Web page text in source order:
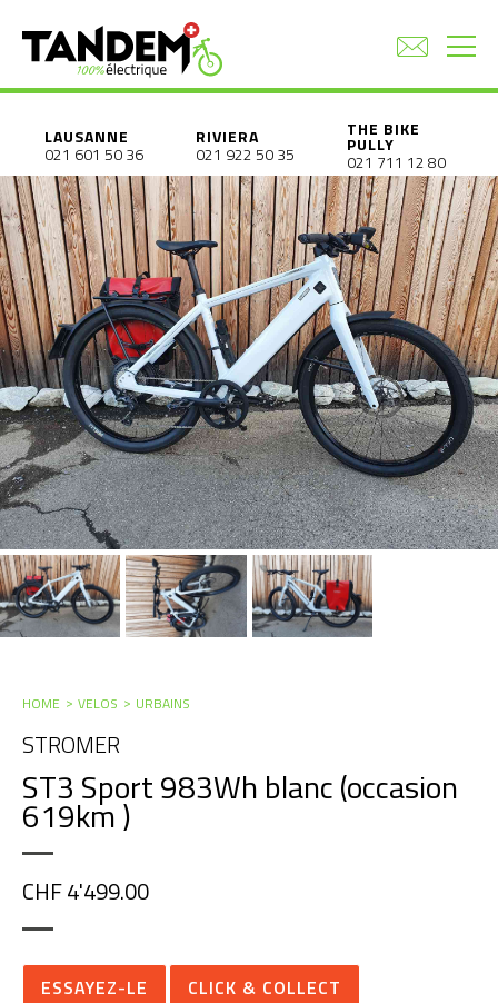
LAUSANNE
021 601 50 36
RIVIERA
021 922 50 35
THE BIKE
PULLY
021 711 12 80
HOME VELOS URBAINS
STROMER
ST3 Sport 983Wh blanc (occasion
619km )
CHF 4'499.00
ESSAYEZ-LE CLICK & COLLECT